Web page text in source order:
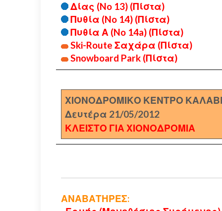
Δίας (No 13) (Πίστα)
Πυθία (No 14) (Πίστα)
Πυθία Α (No 14a) (Πίστα)
Ski-Route Σαχάρα (Πίστα)
Snowboard Park (Πίστα)
ΧΙΟΝΟΔΡΟΜΙΚΟ ΚΕΝΤΡΟ
Δευτέρα 21/05/2012
ΚΛΕΙΣΤΟ ΓΙΑ ΧΙΟΝΟΔΡΟΜΙΑ
ΑΝΑΒΑΤΗΡΕΣ: